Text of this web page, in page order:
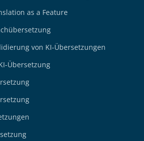
as a Feature
von KI-Übersetzungen
Übersetzung